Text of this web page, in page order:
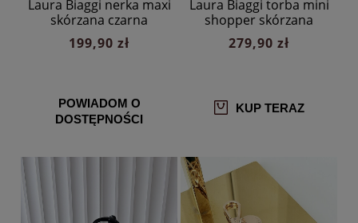
Laura Biaggi nerka maxi
skórzana czarna
199,90 zł
POWIADOM O
DOSTĘPNOŚCI
Laura Biaggi torba mini
shopper skórzana
jasnobeżowa
279,90 zł
KUP TERAZ